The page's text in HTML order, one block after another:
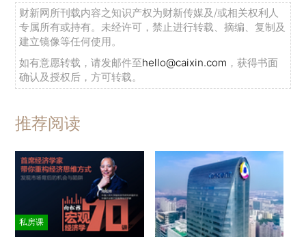
财新网所刊载内容之知识产权为财新传媒及/或相关权利人
专属所有或持有。未经许可，禁止进行转载、摘编、复制及
建立镜像等任何使用。
如有意愿转载，请发邮件至hello@caixin.com ，获得书面
确认及授权后，方可转载。
推荐阅读
私房课